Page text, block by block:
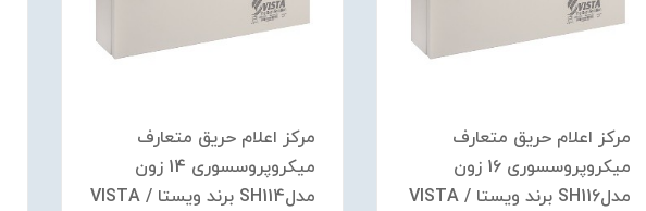
مرکز اعلام حریق متعارف
میکروپروسسوری 16 زون
مدلSH116 برند ویستا / VISTA
مرکز اعلام حریق متعارف
میکروپروسسوری 14 زون
مدلSH114 برند ویستا / VISTA